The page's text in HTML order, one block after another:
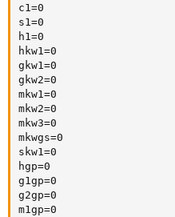
c1=0
s1=0
h1=0
hkw1=0
gkw1=0
gkw2=0
mkw1=0
mkw2=0
mkw3=0
mkwgs=0
skw1=0
hgp=0
g1gp=0
g2gp=0
m1gp=0